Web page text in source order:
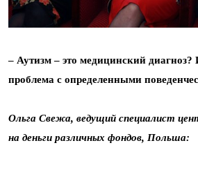
– Аутизм – это медицинский диагноз?
проблема с определенными
Ольга Свежа, ведущий специалист
на деньги различных фондов, Польша: